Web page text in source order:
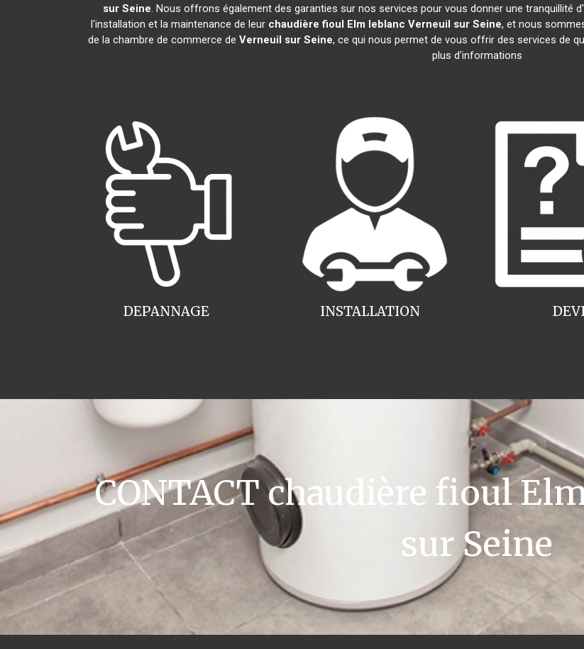
sur Seine. Nous offrons également des garanties sur nos services pour vous donner une
l'installation et la maintenance de leur chaudière fioul Elm leblanc Verneuil sur Seine, et nous
de la chambre de commerce de Verneuil sur Seine, ce qui nous permet de vous offrir des services de
plus d'informations
INSTALLATION
DEPANNAGE
CONTACT chaudière fioul
sur Seine